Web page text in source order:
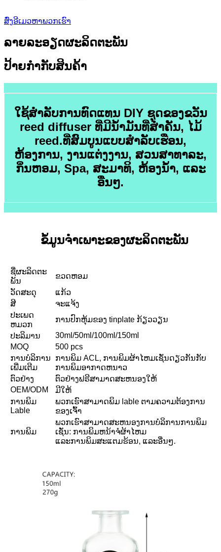
ສົ່ງອີເມວຫາພວກເຮົາ
ລາຍລະອຽດຜະລິດຕະພັນ
ປ້າຍກຳກັບສິນຄ້າ
ໃຊ້ສໍາລັບການທົດແທນ DIY ຊຸດຂອງຂວັນ
reed diffuser ທີ່ມີນ້ໍາມັນທີ່ສໍາຄັນ, ໄມ້
reed.ທີ່ສົມບູນແບບສໍາລັບເຮືອນ,
ຫ້ອງການ, ງານແຕ່ງງານ, ສວນສາທາລະ,
ກິ່ນຫອມ, Spa, ສະມາທິ, ຫ້ອງນ້ໍາ, ແລະ
ອື່ນໆ.
ຂໍ້ມູນຈໍາເພາະຂອງຜະລິດຕະພັນ
ຊື່​ຜະ​ລິດ​ຕະ​
ພັນ
ຂວດຫອມ
ວັດສະດຸ
ແກ້ວ
ສີ
ຈະແຈ້ງ
ປະເພດ
ຫມວກ
ການປົກຫຸ້ມຂອງ tinplate ກ້ຽວວຽນ
ປະລິມານ
30ml/50ml/100ml/150ml
MOQ
500 pcs
ການບໍລິການ
ເພີ່ມເຕີມ
ການພິມ ACL, ການພິມຜ້າໄຫມເຊັ່ນດຽວກັນກັບ
ການພິມອາກາດຫນາວ
ຕົວຢ່າງ
ຕົວຢ່າງຟຣີສາມາດສະຫນອງໃຫ້
OEM/ODM
ມີໃຫ້
ການພິມ
Lable
ພວກເຮົາສາມາດພິມ lable ຕາມຄວາມຕ້ອງການ
ຂອງເຈົ້າ
ການພິມ
ພວກເຮົາສາມາດສະຫນອງການບໍລິການການພິມ
ເຊັ່ນ: ການພິມຫນ້າຈໍຜ້າໄຫມ
ແລະການພິມສະແຕມຮ້ອນ, ແລະອື່ນໆ.